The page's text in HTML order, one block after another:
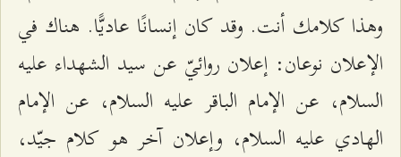
وهذا كلامك أنت. وقد كان إنسانًا عاديًّا. هناك في
الإعلان نوعان: إعلان روائيّ عن سيد الشهداء عليه
السلام، عن الإمام الباقر عليه السلام، عن الإمام
الهادي عليه السلام، وإعلان آخر هو كلام جيّد،